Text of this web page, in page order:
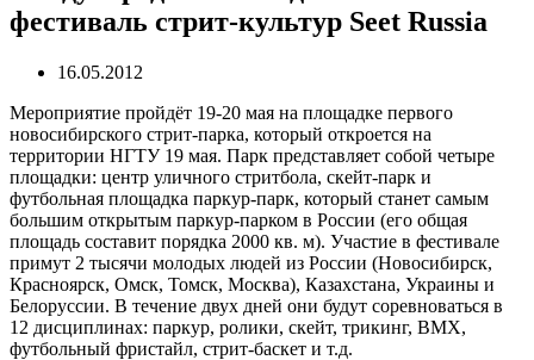
фестиваль стрит-культур Seet Russia
16.05.2012
Мероприятие пройдёт 19-20 мая на площадке первого
новосибирского стрит-парка, который откроется на
территории НГТУ 19 мая. Парк представляет собой четыре
площадки: центр уличного стритбола, скейт-парк и
футбольная площадка паркур-парк, который станет самым
большим открытым паркур-парком в России (его общая
площадь составит порядка 2000 кв. м). Участие в фестивале
примут 2 тысячи молодых людей из России (Новосибирск,
Красноярск, Омск, Томск, Москва), Казахстана, Украины и
Белоруссии. В течение двух дней они будут соревноваться в
12 дисциплинах: паркур, ролики, скейт, трикинг, ВМХ,
футбольный фристайл, стрит-баскет и т.д.